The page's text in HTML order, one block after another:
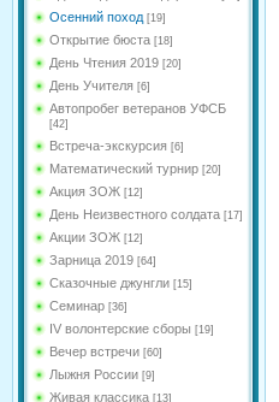
Осенний поход [19]
Открытие бюста [18]
День Чтения 2019 [20]
День Учителя [6]
Автопробег ветеранов УФСБ
[42]
Встреча-экскурсия [6]
Математический турнир [20]
Акция ЗОЖ [12]
День Неизвестного солдата [17]
Акции ЗОЖ [12]
Зарница 2019 [64]
Сказочные джунгли [15]
Семинар [36]
IV волонтерские сборы [19]
Вечер встречи [60]
Лыжня России [9]
Живая классика [13]